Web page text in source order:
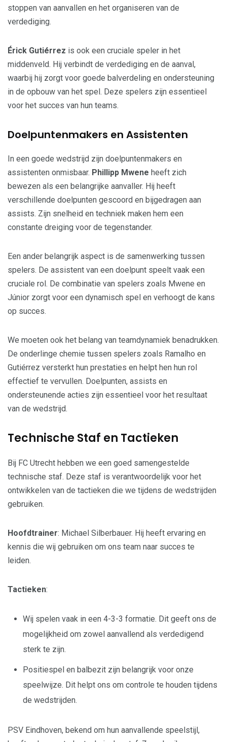
stoppen van aanvallen en het organiseren van de
verdediging.
Érick Gutiérrez is ook een cruciale speler in het
middenveld. Hij verbindt de verdediging en de aanval,
waarbij hij zorgt voor goede balverdeling en ondersteuning
in de opbouw van het spel. Deze spelers zijn essentieel
voor het succes van hun teams.
Doelpuntenmakers en Assistenten
In een goede wedstrijd zijn doelpuntenmakers en
assistenten onmisbaar. Phillipp Mwene heeft zich
bewezen als een belangrijke aanvaller. Hij heeft
verschillende doelpunten gescoord en bijgedragen aan
assists. Zijn snelheid en techniek maken hem een
constante dreiging voor de tegenstander.
Een ander belangrijk aspect is de samenwerking tussen
spelers. De assistent van een doelpunt speelt vaak een
cruciale rol. De combinatie van spelers zoals Mwene en
Júnior zorgt voor een dynamisch spel en verhoogt de kans
op succes.
We moeten ook het belang van teamdynamiek benadrukken.
De onderlinge chemie tussen spelers zoals Ramalho en
Gutiérrez versterkt hun prestaties en helpt hen hun rol
effectief te vervullen. Doelpunten, assists en
ondersteunende acties zijn essentieel voor het resultaat
van de wedstrijd.
Technische Staf en Tactieken
Bij FC Utrecht hebben we een goed samengestelde
technische staf. Deze staf is verantwoordelijk voor het
ontwikkelen van de tactieken die we tijdens de wedstrijden
gebruiken.
Hoofdtrainer: Michael Silberbauer. Hij heeft ervaring en
kennis die wij gebruiken om ons team naar succes te
leiden.
Tactieken:
Wij spelen vaak in een 4-3-3 formatie. Dit geeft ons de
mogelijkheid om zowel aanvallend als verdedigend
sterk te zijn.
Positiespel en balbezit zijn belangrijk voor onze
speelwijze. Dit helpt ons om controle te houden tijdens
de wedstrijden.
PSV Eindhoven, bekend om hun aanvallende speelstijl,